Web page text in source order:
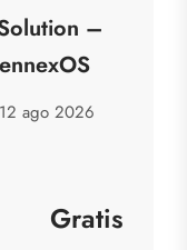
–
ago 2026
Gratis